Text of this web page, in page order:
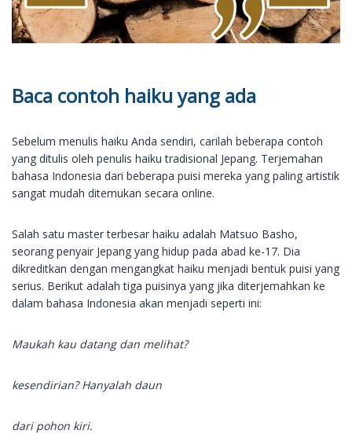
Baca contoh haiku yang ada
Sebelum menulis haiku Anda sendiri, carilah beberapa contoh
yang ditulis oleh penulis haiku tradisional Jepang. Terjemahan
bahasa Indonesia dari beberapa puisi mereka yang paling artistik
sangat mudah ditemukan secara online.
Salah satu master terbesar haiku adalah Matsuo Basho,
seorang penyair Jepang yang hidup pada abad ke-17. Dia
dikreditkan dengan mengangkat haiku menjadi bentuk puisi yang
serius. Berikut adalah tiga puisinya yang jika diterjemahkan ke
dalam bahasa Indonesia akan menjadi seperti ini:
Maukah kau datang dan melihat?
kesendirian? Hanyalah daun
dari pohon kiri.